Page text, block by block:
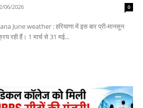
06/2026 0
June weather : हरियाणा में इस बार प्री-मानसून
रही हैं। 1 मार्च से 31 मई...